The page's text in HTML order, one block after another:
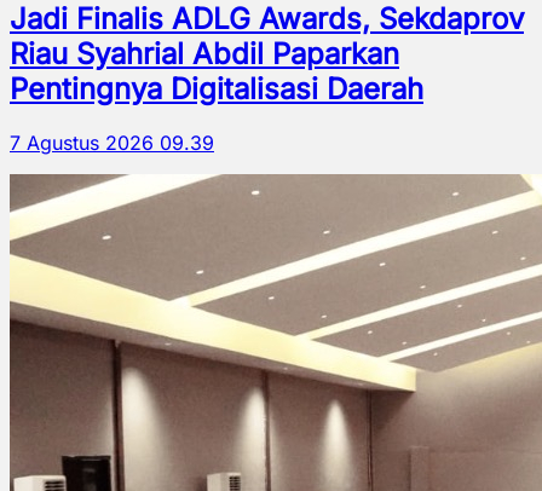
Jadi Finalis ADLG Awards, Sekdaprov
Riau Syahrial Abdil Paparkan
Pentingnya Digitalisasi Daerah
7 Agustus 2026 09.39